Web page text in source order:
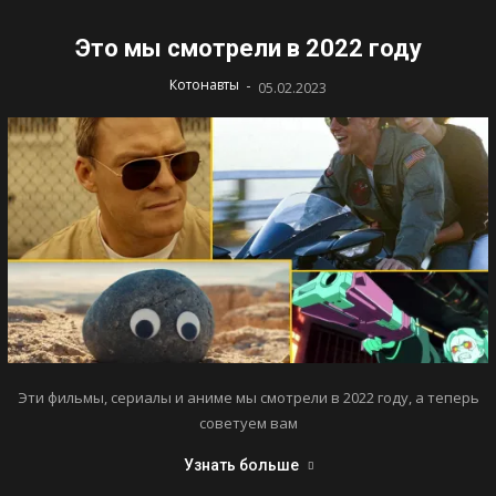
Это мы смотрели в 2022 году
Котонавты - 05.02.2023
Эти фильмы, сериалы и аниме мы смотрели в 2022 году, а теперь
советуем вам
Узнать больше